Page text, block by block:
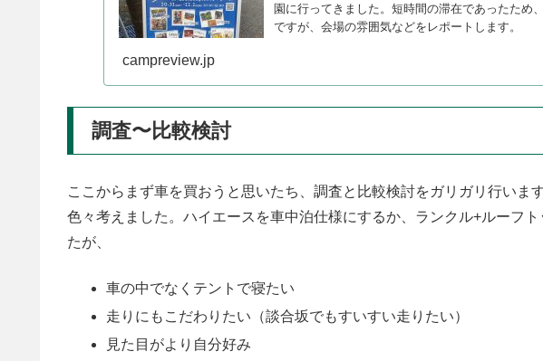
園に行ってきました。短時間の滞在であったため
ですが、会場の雰囲気などをレポートします。
campreview.jp
調査〜比較検討
ここからまず車を買おうと思いたち、調査と比較検討をガリガリ行いま
色々考えました。ハイエースを車中泊仕様にするか、ランクル+ルーフ
たが、
車の中でなくテントで寝たい
走りにもこだわりたい（談合坂でもすいすい走りたい）
見た目がより自分好み